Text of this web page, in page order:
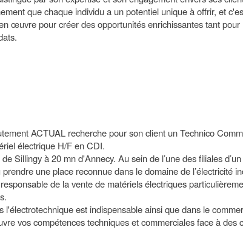
que chaque individu a un potentiel unique à offrir, et
œuvre pour créer des opportunités enrichissantes tant pour
ACTUAL recherche pour son client un Technico
électrique H/F en CDI.
Sillingy à 20 mn d'Annecy. Au sein de l’une des filiales
une place reconnue dans le domaine de l’électricité
de la vente de matériels électriques
l'électrotechnique est indispensable ainsi que dans le
vos compétences techniques et commerciales face à des